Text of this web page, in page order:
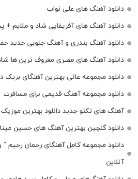
دانلود آهنگ های علی نواب
دانلود آهنگ های آفریقایی شاد و ملایم +
دانلود آهنگ بندری و آهنگ جنوبی جدید
دانلود آهنگ های مصری معروف ترین ها
دانلود مجموعه عالی بهترین آهنگای
دانلود مجموعه آهنگ قدیمی برای مسافرت
آهنگ های تکنو جدید دانلود بهترین موزیک
دانلود گلچین بهترین آهنگ های حسین
دانلود مجموعه کامل آهنگای رحمان رحیم ”
آنلاین